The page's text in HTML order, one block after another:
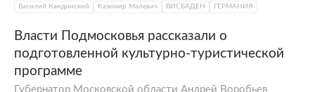
Василий Кандинский Казимир Малевич ВИСБАДЕН ГЕРМАНИЯ
Власти Подмосковья рассказали о
подготовленной культурно-туристической
программе
Губернатор Московской области Андрей Воробьев